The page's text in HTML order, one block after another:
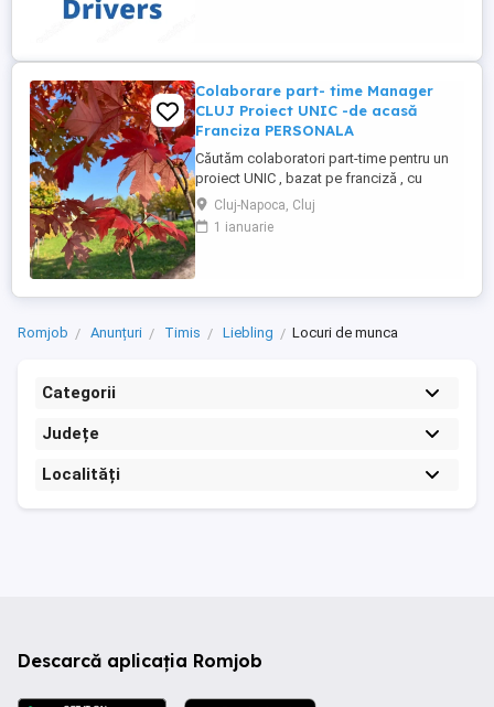
atractive ...
Colaborare part- time Manager
CLUJ Proiect UNIC -de acasă
Franciza PERSONALA
Căutăm colaboratori part-time pentru un
proiect UNIC , bazat pe franciză , cu
posibilitatea de a lucra de acasă. în județ
dar si județele din apropiere, Domeniile
sunt : marketing si publicitate , wellness .
Cluj-Napoca, Cluj
1 ianuarie
Romjob Anunțuri Timis Liebling Locuri de munca
Categorii
Județe
Localități
Descarcă aplicația Romjob